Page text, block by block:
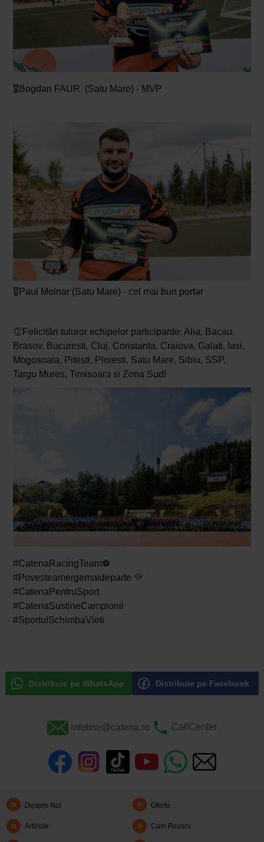
🎖️Bogdan FAUR (Satu Mare) - MVP
🎖️Paul Molnar (Satu Mare) - cel mai bun portar
👏Felicitări tuturor echipelor participante: Alia, Bacau,
Brasov, Bucuresti, Cluj, Constanta, Craiova, Galati, Iasi,
Mogosoaia, Pitesti, Ploiesti, Satu Mare, Sibiu, SSP,
Targu Mures, Timisoara si Zona Sud!
#CatenaRacingTeam⚽
#Povesteamergemaideparte 💚
#CatenaPentruSport
#CatenaSustineCampionii
#SportulSchimbaVieti
Distribuie pe WhatsApp Distribuie pe Facebook
infoline@catena.ro CallCenter
Despre Noi Oferte
Articole Cum Rezerv